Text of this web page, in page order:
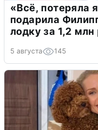
«Всё, потеряла
подарила
лодку за 1,2 млн
5 августа 145